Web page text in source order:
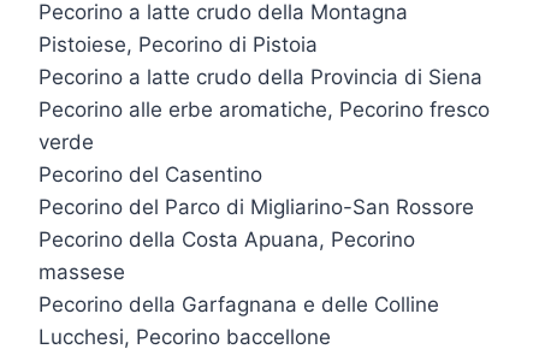
Pecorino a latte crudo della Montagna
Pistoiese, Pecorino di Pistoia
Pecorino a latte crudo della Provincia di Siena
Pecorino alle erbe aromatiche, Pecorino fresco
verde
Pecorino del Casentino
Pecorino del Parco di Migliarino-San Rossore
Pecorino della Costa Apuana, Pecorino
massese
Pecorino della Garfagnana e delle Colline
Lucchesi, Pecorino baccellone